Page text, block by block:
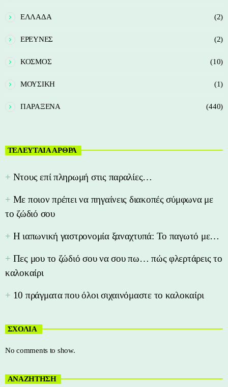
ΕΛΛΑΔΑ (2)
ΕΡΕΥΝΕΣ (2)
ΚΟΣΜΟΣ (10)
ΜΟΥΣΙΚΗ (1)
ΠΑΡΑΞΕΝΑ (440)
ΤΕΛΕΥΤΑΙΑ ΑΡΘΡΑ
Nτους επί πληρωμή στις παραλίες…
Με ποιον πρέπει να πηγαίνεις διακοπές σύμφωνα με
το ζώδιό σου
Η ιαπωνική γαστρονομία ξαναχτυπά: Το παγωτό με…
Πες μου το ζώδιό σου να σου πω… πώς φλερτάρεις το
καλοκαίρι
10 πράγματα που όλοι σιχαινόμαστε το καλοκαίρι
ΣΧΟΛΙΑ
No comments to show.
ΑΝΑΖΗΤΗΣΗ